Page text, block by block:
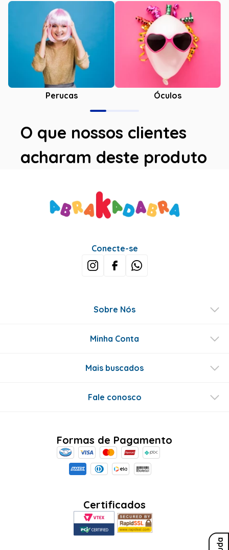
Perucas Óculos
O que nossos clientes
acharam deste produto
Avaliações
Este produto ainda não tem avaliações
SEJA O PRIMEIRO A AVALIAR
Perguntas & respostas
Este produto ainda não tem perguntas